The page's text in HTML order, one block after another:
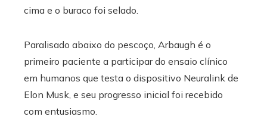
cima e o buraco foi selado.
Paralisado abaixo do pescoço, Arbaugh é o
primeiro paciente a participar do ensaio clínico
em humanos que testa o dispositivo Neuralink de
Elon Musk, e seu progresso inicial foi recebido
com entusiasmo.